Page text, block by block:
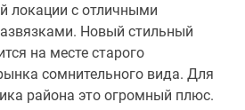
локации с отличными
Новый стильный
на месте старого
сомнительного вида. Для
района это огромный плюс.